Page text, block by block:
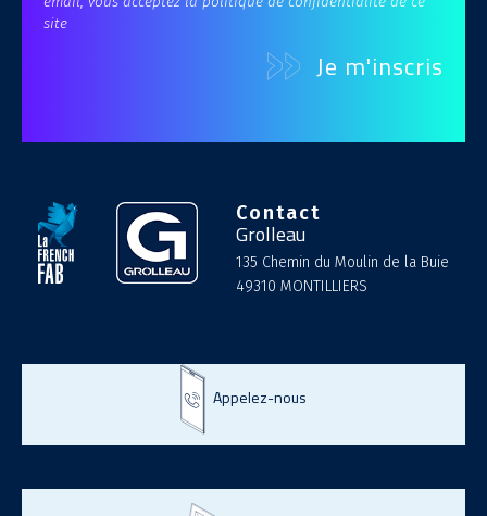
site
Contact
Grolleau
135 Chemin du Moulin de la Buie
49310 MONTILLIERS
Appelez-nous